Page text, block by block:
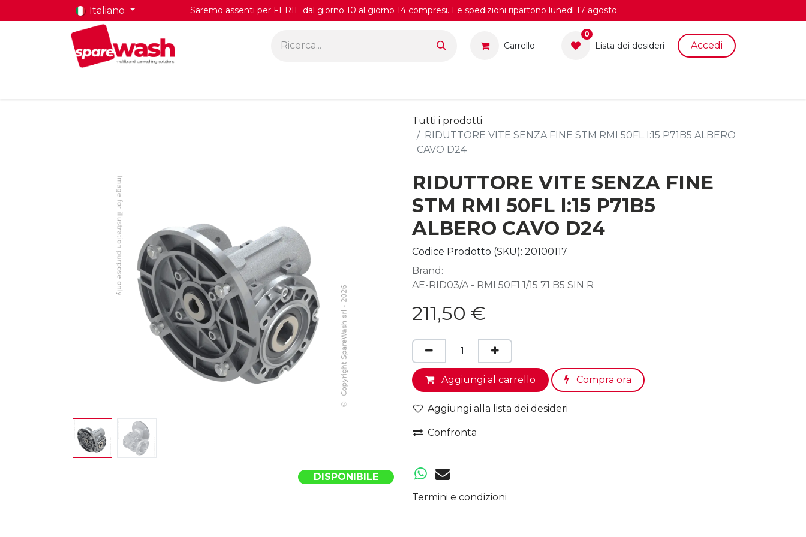
Italiano Saremo assenti per FERIE dal giorno 10 al giorno 14 compresi. Le spedizioni ripartono lunedì 17 agosto.
Carrello
0
Lista dei desid​eri Accedi
Tutti i prodotti
RIDUTTORE VITE SENZA FINE STM RMI 50FL I:15 P71B5 ALBERO
CAVO D24
DISPONIBILE
RIDUTTORE VITE SENZA FINE
STM RMI 50FL I:15 P71B5
ALBERO CAVO D24
Codice Prodotto (SKU): 20100117
Brand:
AE-RID03/A - RMI 50F1 1/15 71 B5 SIN R
211,50 €
Aggiungi al carrello Compra ora
Aggiungi alla lista dei desideri
Confronta
Termini e condizioni